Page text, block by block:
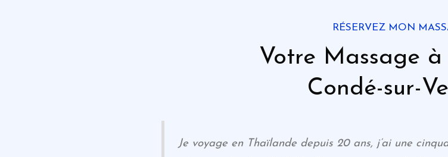
RÉSERVEZ MON
Votre Massage
Condé-sur-
Je voyage en Thaïlande depuis 20 ans, j’ai une